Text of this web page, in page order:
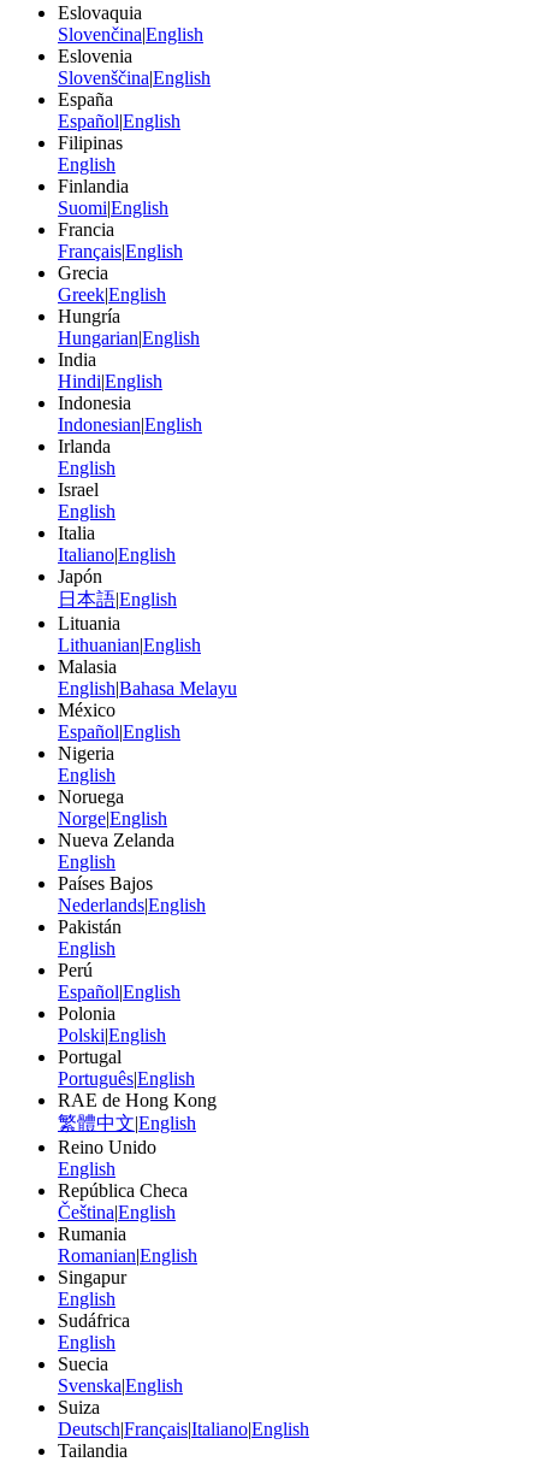
Eslovaquia
Slovenčina|English
Eslovenia
Slovenščina|English
España
Español|English
Filipinas
English
Finlandia
Suomi|English
Francia
Français|English
Grecia
Greek|English
Hungría
Hungarian|English
India
Hindi|English
Indonesia
Indonesian|English
Irlanda
English
Israel
English
Italia
Italiano|English
Japón
日本語|English
Lituania
Lithuanian|English
Malasia
English|Bahasa Melayu
México
Español|English
Nigeria
English
Noruega
Norge|English
Nueva Zelanda
English
Países Bajos
Nederlands|English
Pakistán
English
Perú
Español|English
Polonia
Polski|English
Portugal
Português|English
RAE de Hong Kong
繁體中文|English
Reino Unido
English
República Checa
Čeština|English
Rumania
Romanian|English
Singapur
English
Sudáfrica
English
Suecia
Svenska|English
Suiza
Deutsch|Français|Italiano|English
Tailandia